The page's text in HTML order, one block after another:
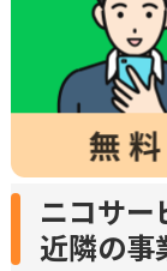
ニコサー
近隣の事